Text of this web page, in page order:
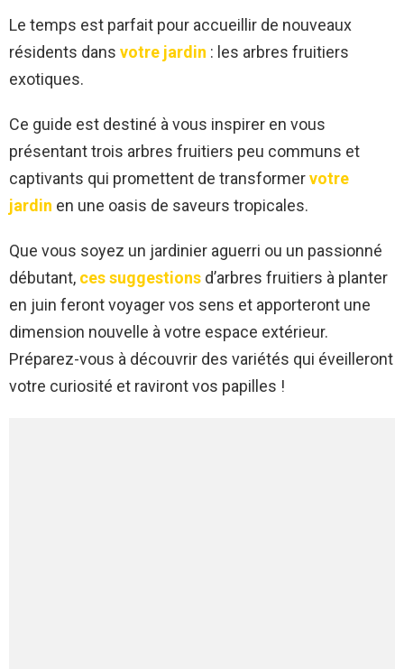
Le temps est parfait pour accueillir de nouveaux
résidents dans votre jardin : les arbres fruitiers
exotiques.
Ce guide est destiné à vous inspirer en vous
présentant trois arbres fruitiers peu communs et
captivants qui promettent de transformervotre
jardin en une oasis de saveurs tropicales.
Que vous soyez un jardinier aguerri ou un passionné
débutant, ces suggestions d’arbres fruitiers à planter
en juin feront voyager vos sens et apporteront une
dimension nouvelle à votre espace extérieur.
Préparez-vous à découvrir des variétés qui éveilleront
votre curiosité et raviront vos papilles !